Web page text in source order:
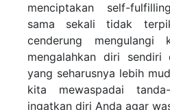
menciptakan self-
sama sekali tidak
cenderung mengulangi
mengalahkan diri sendiri
yang seharusnya lebih
kita mewaspadai
ingatkan diri Anda agar